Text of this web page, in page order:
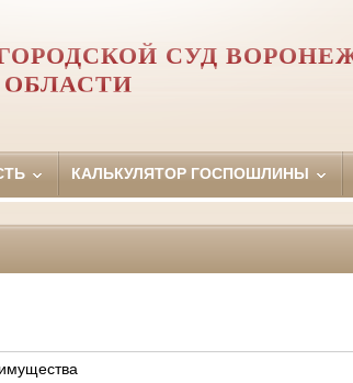
СУД
ОБЛАСТИ
КАЛЬКУЛЯТОР ГОСПОШЛИНЫ